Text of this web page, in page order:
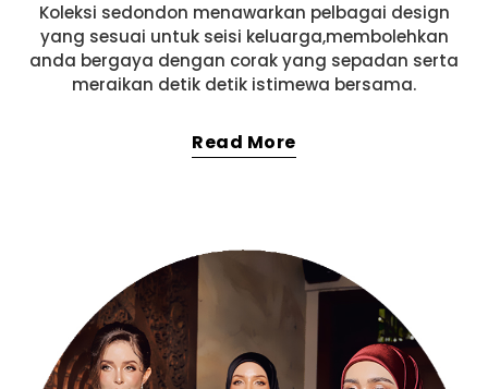
Koleksi sedondon menawarkan pelbagai design
yang sesuai untuk seisi keluarga,membolehkan
anda bergaya dengan corak yang sepadan serta
meraikan detik detik istimewa bersama.
Read More